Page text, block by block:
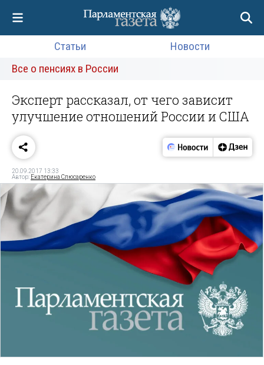
Статьи
Новости
Все о пенсиях в России
Эксперт рассказал, от чего зависит
улучшение отношений России и США
20.09.2017 13:33
Автор: Екатерина Слюсаренко